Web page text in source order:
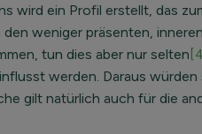
wird ein Profil erstellt, das
weniger präsenten,
tun dies aber nur selten
werden. Daraus
gilt natürlich auch für die